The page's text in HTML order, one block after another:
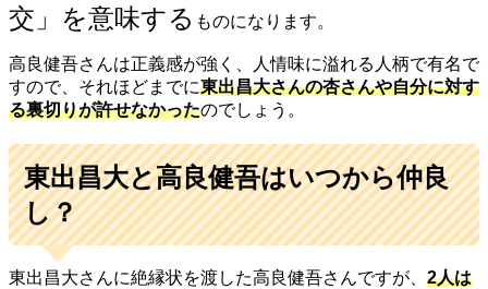
交」を意味する ものになります。
高良健吾さんは正義感が強く、人情味に溢れる人柄で有名で
すので、それほどまでに東出昌大さんの杏さんや自分に対す
る裏切りが許せなかったのでしょう。
東出昌大と高良健吾はいつから仲良
し？
東出昌大さんに絶縁状を渡した高良健吾さんですが、 2人は